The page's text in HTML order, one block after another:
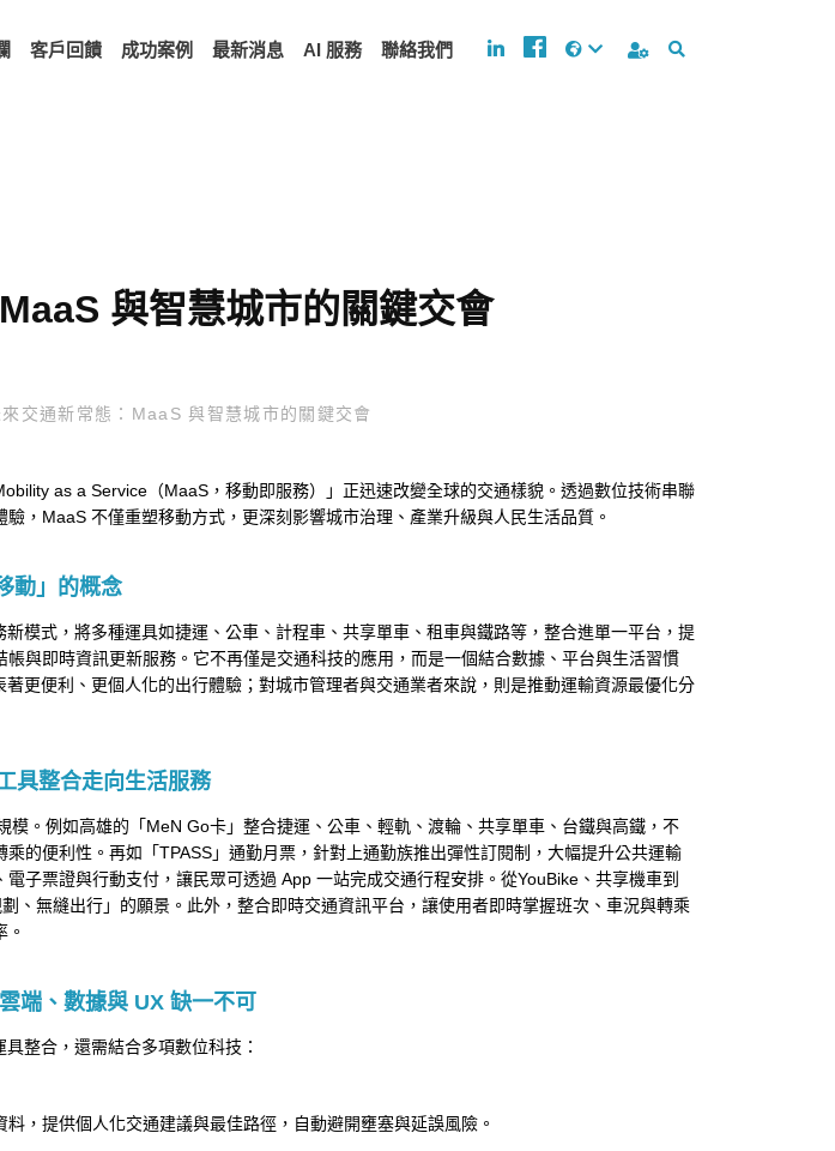
客戶回饋 成功案例 最新消息 AI 服務 聯絡我們
與智慧城市的關鍵交會
交通新常態：MaaS 與智慧城市的關鍵交會
as a Service（MaaS，移動即服務）」正迅速改變全球的交通樣貌。透過數位技術串聯
，MaaS 不僅重塑移動方式，更深刻影響城市治理、產業升級與人民生活品質。
動」的概念
模式，將多種運具如捷運、公車、計程車、共享單車、租車與鐵路等，整合進單一平台，提
與即時資訊更新服務。它不再僅是交通科技的應用，而是一個結合數據、平台與生活習慣
更便利、更個人化的出行體驗；對城市管理者與交通業者來說，則是推動運輸資源最優化分
具整合走向生活服務
模。例如高雄的「MeN Go卡」整合捷運、公車、輕軌、渡輪、共享單車、台鐵與高鐵，不
的便利性。再如「TPASS」通勤月票，針對上通勤族推出彈性訂閱制，大幅提升公共運輸
子票證與行動支付，讓民眾可透過 App 一站完成交通行程安排。從YouBike、共享機車到
、無縫出行」的願景。此外，整合即時交通資訊平台，讓使用者即時掌握班次、車況與轉乘
端、數據與 UX 缺一不可
整合，還需結合多項數位科技：
，提供個人化交通建議與最佳路徑，自動避開壅塞與延誤風險。